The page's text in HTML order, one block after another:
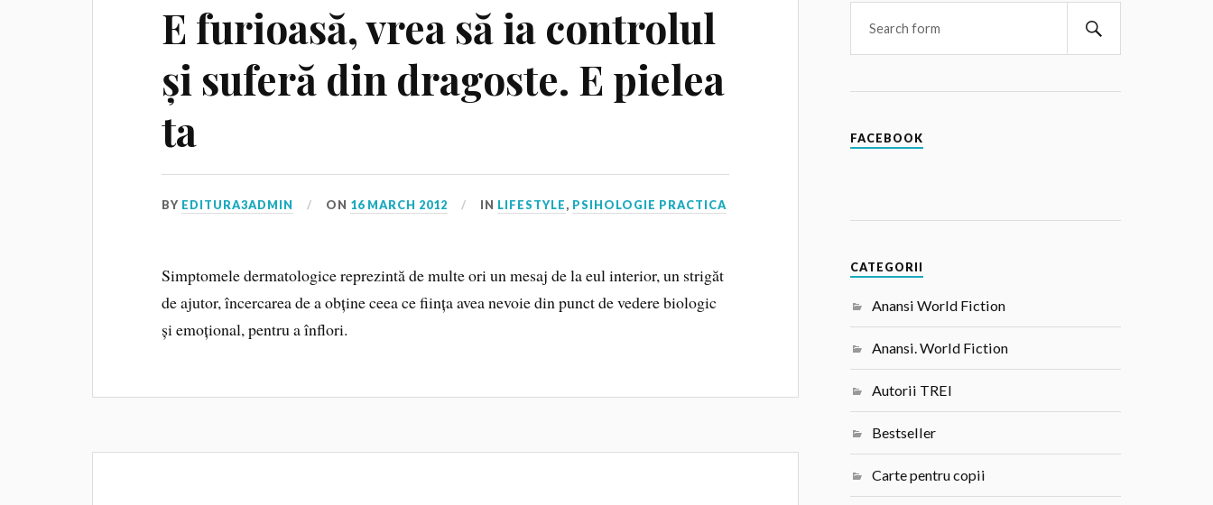
E furioasă, vrea să ia controlul
și suferă din dragoste. E pielea
ta
BY EDITURA3ADMIN ON 16 MARCH 2012 IN LIFESTYLE, PSIHOLOGIE PRACTICA
Simptomele dermatologice reprezintă de multe ori un mesaj de la eul interior, un strigăt
de ajutor, încercarea de a obține ceea ce ființa avea nevoie din punct de vedere biologic
și emoțional, pentru a înflori.
FACEBOOK
CATEGORII
Anansi World Fiction
Anansi. World Fiction
Autorii TREI
Bestseller
Carte pentru copii